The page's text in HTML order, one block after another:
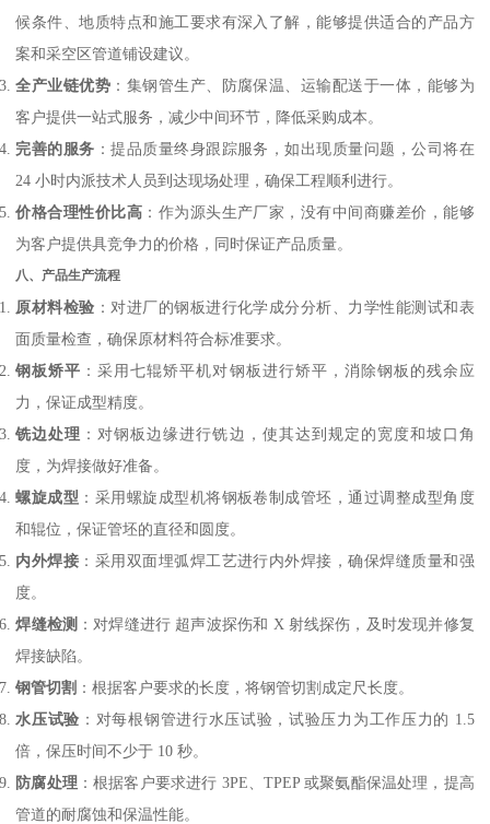
候条件、地质特点和施工要求有深入了解，能够提供适合的产品方
案和采空区管道铺设建议。
全产业链优势 ：集钢管生产、防腐保温、运输配送于一体，能够为
客户提供一站式服务，减少中间环节，降低采购成本。
完善的服务 ：提品质量终身跟踪服务，如出现质量问题，公司将在
24 小时内派技术人员到达现场处理，确保工程顺利进行。
价格合理性价比高 ：作为源头生产厂家，没有中间商赚差价，能够
为客户提供具竞争力的价格，同时保证产品质量。
八、产品生产流程
原材料检验 ：对进厂的钢板进行化学成分分析、力学性能测试和表
面质量检查，确保原材料符合标准要求。
钢板矫平 ：采用七辊矫平机对钢板进行矫平，消除钢板的残余应
力，保证成型精度。
铣边处理 ：对钢板边缘进行铣边，使其达到规定的宽度和坡口角
度，为焊接做好准备。
螺旋成型 ：采用螺旋成型机将钢板卷制成管坯，通过调整成型角度
和辊位，保证管坯的直径和圆度。
内外焊接 ：采用双面埋弧焊工艺进行内外焊接，确保焊缝质量和强
度。
焊缝检测 ：对焊缝进行 超声波探伤和 X 射线探伤，及时发现并修复
焊接缺陷。
钢管切割 ：根据客户要求的长度，将钢管切割成定尺长度。
水压试验 ：对每根钢管进行水压试验，试验压力为工作压力的 1.5
倍，保压时间不少于 10 秒。
防腐处理：根据客户要求进行 3PE、TPEP 或聚氨酯保温处理，提高
管道的耐腐蚀和保温性能。